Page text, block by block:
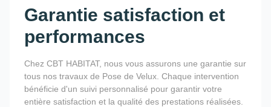
Garantie satisfaction et
performances
Chez CBT HABITAT, nous vous assurons une garantie sur
tous nos travaux de Pose de Velux. Chaque intervention
bénéficie d'un suivi personnalisé pour garantir votre
entière satisfaction et la qualité des prestations réalisées.